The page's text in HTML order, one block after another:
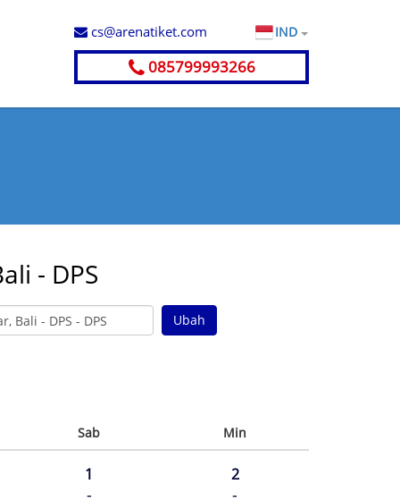
cs@arenatiket.com IND
085799993266
- DPS
Ubah
Sab Min
1
-
2
-